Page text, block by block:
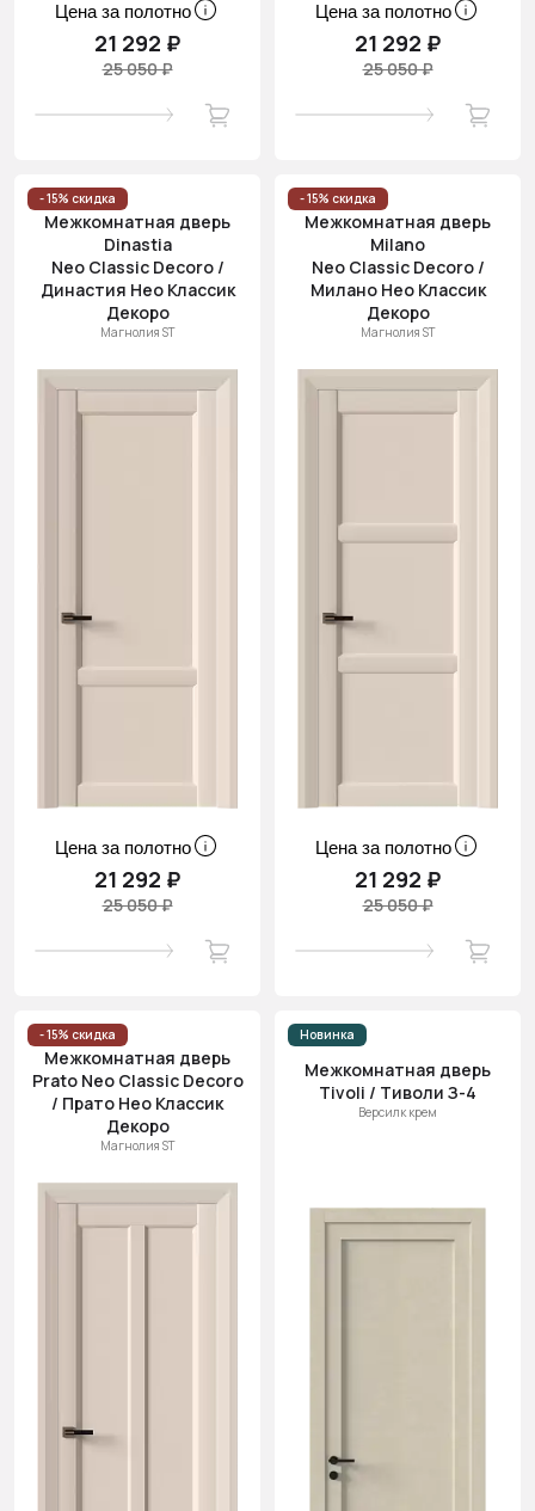
Цена за полотно
21 292 ₽
25 050 ₽
Цена за полотно
21 292 ₽
25 050 ₽
- 15% скидка
Межкомнатная дверь
Dinastia
Neo Classic Decoro /
Династия Нео Классик
Декоро
Магнолия ST
Цена за полотно
21 292 ₽
25 050 ₽
- 15% скидка
Межкомнатная дверь
Milano
Neo Classic Decoro /
Милано Нео Классик
Декоро
Магнолия ST
Цена за полотно
21 292 ₽
25 050 ₽
- 15% скидка
Межкомнатная дверь
Prato Neo Classic Decoro
/ Прато Нео Классик
Декоро
Магнолия ST
Новинка
Межкомнатная дверь
Tivoli / Тиволи З-4
Версилк крем